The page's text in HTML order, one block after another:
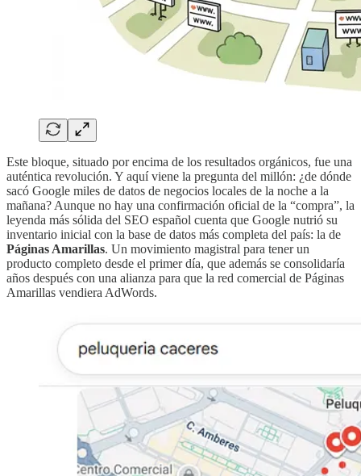
Este bloque, situado por encima de los resultados orgánicos, fue una
auténtica revolución. Y aquí viene la pregunta del millón: ¿de dónde
sacó Google miles de datos de negocios locales de la noche a la
mañana? Aunque no hay una confirmación oficial de la “compra”, la
leyenda más sólida del SEO español cuenta que Google nutrió su
inventario inicial con la base de datos más completa del país: la de
Páginas Amarillas. Un movimiento magistral para tener un
producto completo desde el primer día, que además se consolidaría
años después con una alianza para que la red comercial de Páginas
Amarillas vendiera AdWords.